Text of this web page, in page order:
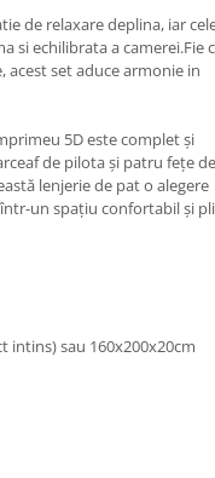
de relaxare deplina, iar
si echilibrata a camerei.Fie
acest set aduce armonie in
5D este complet și
de pilota și patru fețe de
lenjerie de pat o alegere
un spațiu confortabil și
intins) sau 160x200x20cm